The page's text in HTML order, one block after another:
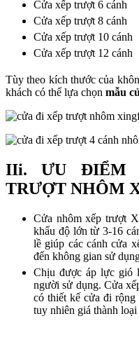
Cửa xếp trượt 6 cánh
Cửa xếp trượt 8 cánh
Cửa xếp trượt 10 cánh
Cửa xếp trượt 12 cánh
Tùy theo kích thước của
khách có thể lựa chọn mẫu
IIi. ƯU ĐIỂM
TRƯỢT NHÔM
Cửa nhôm xếp trượt
khẩu độ lớn từ 3-16
lề giúp các cánh cửa
đến không gian sử
Chịu được áp lực gió
người sử dụng. Cửa
có thiết kế cửa đi
tuy nhiên giá thành